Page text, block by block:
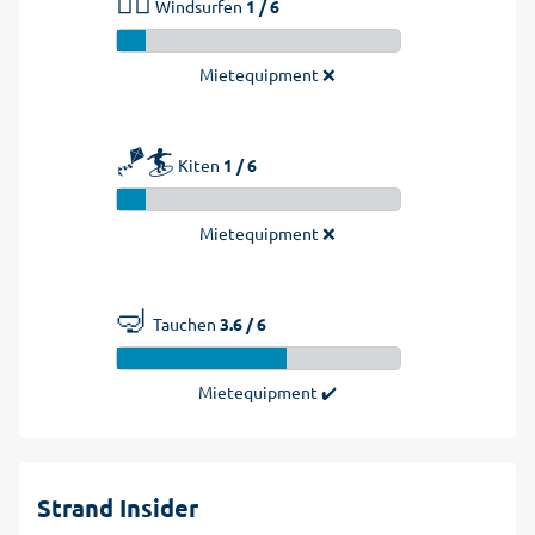
Windsurfen 1 / 6
Mietequipment ❌
🪁🏄 Kiten 1 / 6
Mietequipment ❌
🤿Tauchen 3.6 / 6
Mietequipment ✔️
Strand Insider